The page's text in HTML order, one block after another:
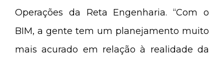
Operações da Reta Engenharia. “Com o
BIM, a gente tem um planejamento muito
mais acurado em relação à realidade da